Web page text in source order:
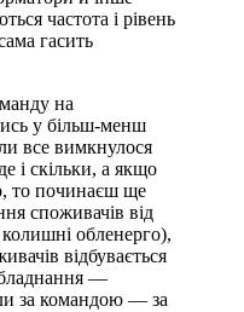
частота і рівень
гасить
на
у більш-менш
все вимкнулося
і скільки, а якщо
то починаєш ще
споживачів від
обленерго),
відбувається
—
за командою — за